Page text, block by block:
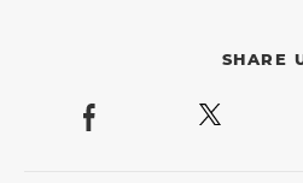
SHARE